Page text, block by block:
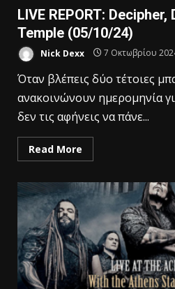
LIVE REPORT:
Temple (05/10/24)
Nick Dexx 7 Οκτωβρίου
Όταν βλέπεις δύο τέτοιες
ανακοινώνουν ημερομηνία
δεν τις αφήνεις να πάνε...
Read More